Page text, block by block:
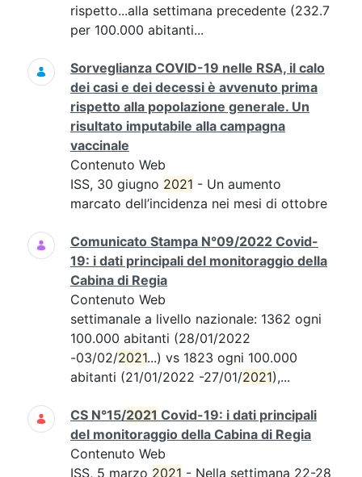
rispetto...alla settimana precedente (232.7
per 100.000 abitanti...
Sorveglianza COVID-19 nelle RSA, il calo
dei casi e dei decessi è avvenuto prima
rispetto alla popolazione generale. Un
risultato imputabile alla campagna
vaccinale
Contenuto Web
ISS, 30 giugno 2021 - Un aumento
marcato dell’incidenza nei mesi di ottobre
Comunicato Stampa N°09/2022 Covid-
19: i dati principali del monitoraggio della
Cabina di Regia
Contenuto Web
settimanale a livello nazionale: 1362 ogni
100.000 abitanti (28/01/2022
-03/02/2021...) vs 1823 ogni 100.000
abitanti (21/01/2022 -27/01/2021),...
CS N°15/2021 Covid-19: i dati principali
del monitoraggio della Cabina di Regia
Contenuto Web
ISS, 5 marzo 2021 - Nella settimana 22-28